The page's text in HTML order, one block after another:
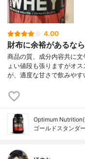
4.00
財布に余裕があるな
商品の質、成分内容共に
ょい値段も張りますがオ
が、適度な甘さで飲みや
Optimum
ゴールドスタンダ